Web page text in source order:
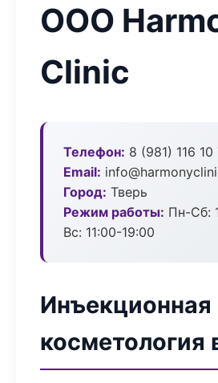
ООО
Clinic
Телефон: 8 (981) 116 10
Email:
Город: Тверь
Режим работы: Пн-Сб:
Вс: 11:00-19:00
Инъекционная
косметология